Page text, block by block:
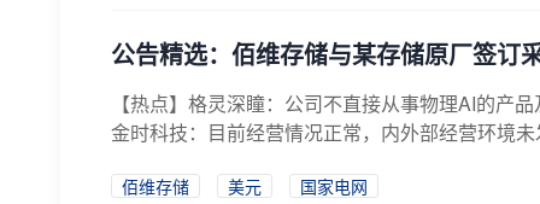
公告精选：佰维存储与某存储原厂签订
【热点】格灵深瞳：公司不直接从事物理AI的产
金时科技：目前经营情况正常，内外部经营环境
佰维存储 美元
国家电网